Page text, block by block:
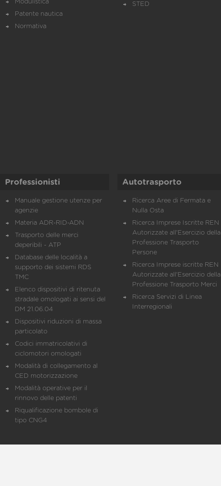
Modulistica
Patente nautica
Normativa
STED
Professionisti
Manuale gestione utenze per
agenzie
Materia ADR-RID-ADN
Trasporto delle merci
deperibili - ATP
Database delle località a
supporto dei sistemi RDS
TMC
Elenco dispositivi di ritenuta
stradale omologati ai sensi del
DM 21.06.04
Dispositivi riduzioni di massa
particolato
Codici immatricolativi di
ciclomotori omologati
Modalità di collegamento al
CED motorizzazione
Modalità operative per il
rinnovo delle patenti
Riqualificazione bombole di
tipo CNG4
Autotrasporto
Ricerca Aree di Fermata e
Nulla Osta
Ricerca Imprese Iscritte REN
Autorizzate all'Esercizio della
Professione Trasporto
Persone
Ricerca Imprese iscritte REN
Autorizzate all'Esercizio della
Professione Trasporto Merci
Ricerca Servizi di Linea
Interregionali